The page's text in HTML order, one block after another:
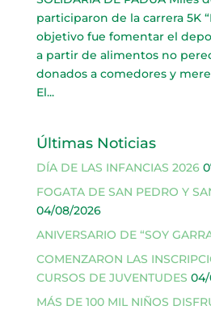
participaron de la carrera 5K
objetivo fue fomentar el
a partir de alimentos no
donados a comedores y
El...
Últimas Noticias
DÍA DE LAS INFANCIAS 2026
FOGATA DE SAN PEDRO Y
04/08/2026
ANIVERSARIO DE “SOY
COMENZARON LAS
CURSOS DE JUVENTUDES
MÁS DE 100 MIL NIÑOS